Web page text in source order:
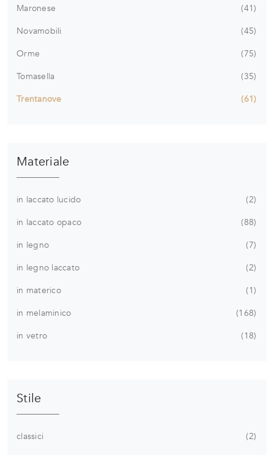
Maronese
41
Novamobili
45
Orme
75
Tomasella
35
Trentanove
61
Materiale
in laccato lucido
2
in laccato opaco
88
in legno
7
in legno laccato
2
in materico
1
in melaminico
168
in vetro
18
Stile
classici
2